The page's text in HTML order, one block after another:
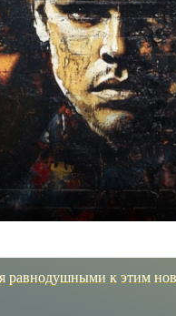
равнодушными к этим